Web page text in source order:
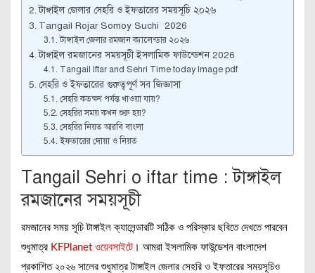
টাঙ্গাইল জেলার সেহরি ও ইফতারের সময়সূচি ২০২৬
Tangail Rojar Somoy Suchi 2026
টাঙ্গাইল জেলার রমজান ক্যালেন্ডার ২০২৬
টাঙ্গাইল রমজানের সময়সূচী ইসলামিক ফাউন্ডেশন 2026
Tangail Iftar and Sehri Time today Image pdf
সেহরি ও ইফতারের গুরুত্বপূর্ণ সব জিজ্ঞাসা
সেহরি কতক্ষণ পর্যন্ত খাওয়া যায়?
সেহরির সময় কখন শুরু হয়?
সেহরির নিয়ত আরবি বাংলা
ইফতারের দোয়া ও নিয়ত
Tangail Sehri o iftar time : টাঙ্গাইল
রমজানের সময়সূচী
রমজানের সময় সূচি টাঙ্গাইল ক্যালেন্ডারটি সঠিক ও পরিস্কার ছবিতে দেখতে পারবেন
শুধুমাত্র KFPlanet ওয়েবসাইটে । আমরা ইসলামিক ফাউন্ডেশন বাংলাদেশ
প্রকাশিত ২০২৬ সালের শুধুমাত্র টাঙ্গাইল জেলার সেহরি ও ইফতারের সময়সূচিও